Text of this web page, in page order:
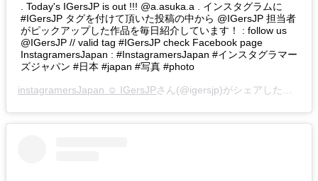
. Today's IGersJP is out !!! @a.asuka.a . インスタグラムに
#IGersJP タグを付けて頂いた投稿の中から @IGersJP 担当者
がピックアップした作品を毎日紹介しています！ : follow us
@IGersJP // valid tag #IGersJP check Facebook page
InstagramersJapan : #InstagramersJapan #インスタグラマー
ズジャパン #日本 #japan #写真 #photo
instagramersJapan ☺︎ IGersJPさん(@igersjp)がシェアした投稿 –